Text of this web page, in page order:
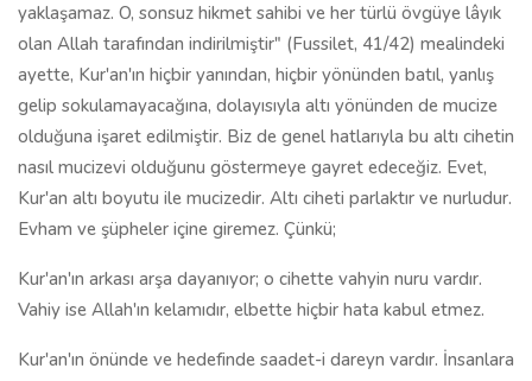
yaklaşamaz. O, sonsuz hikmet sahibi ve her türlü övgüye lâyık
olan Allah tarafından indirilmiştir" (Fussilet, 41/42) mealindeki
ayette, Kur'an'ın hiçbir yanından, hiçbir yönünden batıl, yanlış
gelip sokulamayacağına, dolayısıyla altı yönünden de mucize
olduğuna işaret edilmiştir. Biz de genel hatlarıyla bu altı cihetin
nasıl mucizevi olduğunu göstermeye gayret edeceğiz. Evet,
Kur'an altı boyutu ile mucizedir. Altı ciheti parlaktır ve nurludur.
Evham ve şüpheler içine giremez. Çünkü;
Kur'an'ın arkası arşa dayanıyor; o cihette vahyin nuru vardır.
Vahiy ise Allah'ın kelamıdır, elbette hiçbir hata kabul etmez.
Kur'an'ın önünde ve hedefinde saadet-i dareyn vardır. İnsanlara